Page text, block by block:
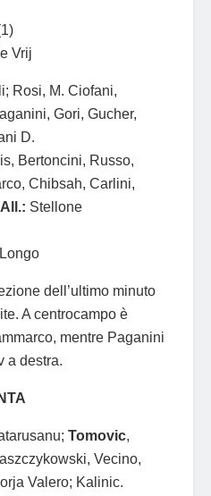
Vrij
Rosi, M. Ciofani,
Gori, Gucher,
D.
Bertoncini, Russo,
Chibsah, Carlini,
All.: Stellone
dell’ultimo minuto
A centrocampo è
mentre Paganini
a destra.
Tomovic,
Vecino,
Valero; Kalinic.